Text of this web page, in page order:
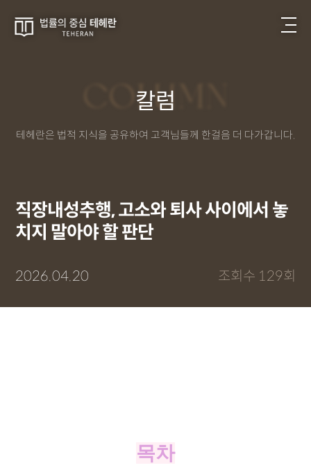
COLUMN
칼럼
테헤란은 법적 지식을 공유하여 고객님들께 한걸음 더 다가갑니다.
직장내성추행, 고소와 퇴사 사이에서 놓
치지 말아야 할 판단
2026.04.20 조회수 129회
목차